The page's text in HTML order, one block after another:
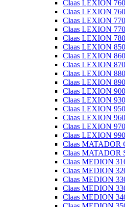
Claas LEXION 760
Claas LEXION
Claas LEXION 770
Claas LEXION
Claas LEXION 780
Claas LEXION
Claas LEXION
Claas LEXION
Claas LEXION
Claas LEXION
Claas LEXION 900
Claas LEXION 930
Claas LEXION 950
Claas LEXION 960
Claas LEXION 970
Claas LEXION 990
Claas MATADOR
Claas MATADOR
Claas MEDION
Claas MEDION
Claas MEDION
Claas MEDION
Claas MEDION